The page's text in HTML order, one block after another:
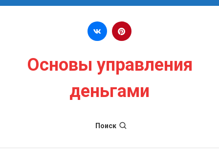
Перейти к содержимому
Основы управления
деньгами
Поиск